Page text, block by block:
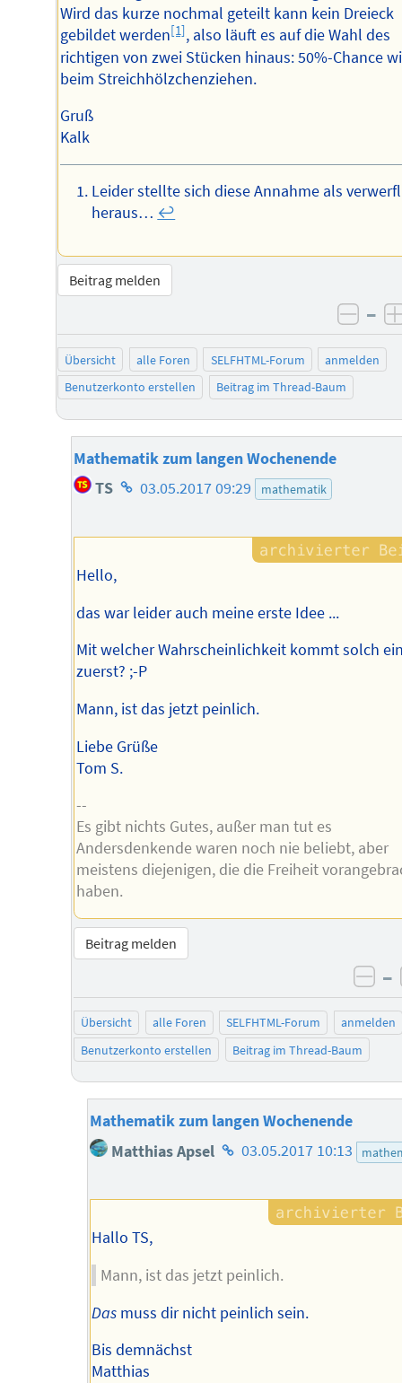
Wird das kurze nochmal geteilt kann kein Dreieck
gebildet werden[1], also läuft es auf die Wahl des
richtigen von zwei Stücken hinaus: 50%-Chance
beim Streichhölzchenziehen.
Gruß
Kalk
Leider stellte sich diese Annahme als
heraus… ↩︎
Beitrag melden
–
Übersicht alle Foren SELFHTML-Forum
anmelden
Benutzerkonto erstellen
Beitrag im Thread-Baum
Mathematik zum langen Wochenende
TS Homepage
Autors
03.05.2017 09:29 mathematik
Hello,
das war leider auch meine erste Idee ...
Mit welcher Wahrscheinlichkeit kommt solch
zuerst? ;-P
Mann, ist das jetzt peinlich.
Liebe Grüße
Tom S.
--
Es gibt nichts Gutes, außer man tut es
Andersdenkende waren noch nie beliebt, aber
meistens diejenigen, die die Freiheit
haben.
Beitrag melden
–
Übersicht alle Foren SELFHTML-Forum
anmelden
Benutzerkonto erstellen
Beitrag im Thread-Baum
Mathematik zum langen Wochenende
Matthias Apsel Homepage
Autors
03.05.2017 10:13
Hallo TS,
Mann, ist das jetzt peinlich.
Das muss dir nicht peinlich sein.
Bis demnächst
Matthias